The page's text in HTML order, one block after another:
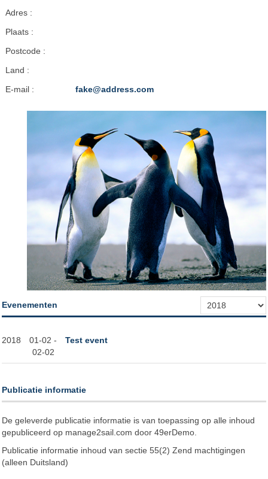
Adres :
Plaats :
Postcode :
Land :
E-mail :
fake@address.com
Evenementen
2018
01-02 -
02-02
Test event
Publicatie informatie
De geleverde publicatie informatie is van toepassing op alle inhoud
gepubliceerd op manage2sail.com door 49erDemo.
Publicatie informatie inhoud van sectie 55(2) Zend machtigingen
(alleen Duitsland)